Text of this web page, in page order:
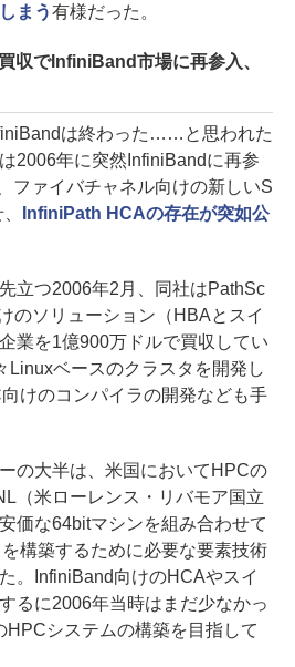
まう有様だった。
収でInfiniBand市場に再参入、
は終わった……と思われた
2006年に突然InfiniBandに再参
ファイバチャネル向けの新しいS
InfiniPath HCAの存在が突如公
立つ2006年2月、同社はPathSc
のソリューション（HBAとスイ
業を1億900万ドルで買収してい
Linuxベースのクラスタを開発し
けのコンパイラの開発なども手
の大半は、米国においてHPCの
（米ローレンス・リバモア国立
価な64bitマシンを組み合わせて
構築するために必要な要素技術
。InfiniBand向けのHCAやスイ
るに2006年当時はまだ少なかっ
HPCシステムの構築を目指して